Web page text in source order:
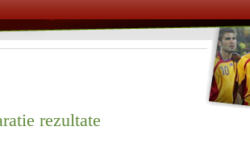
rezultate